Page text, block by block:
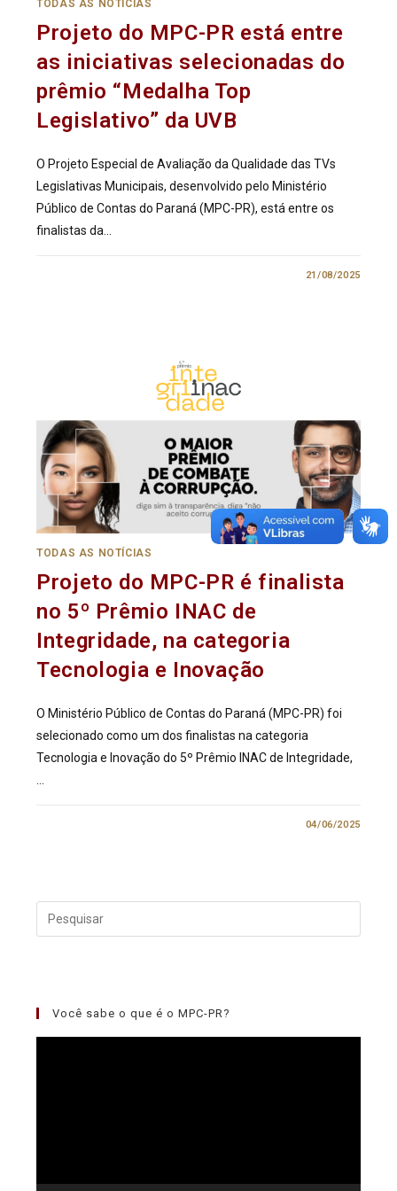
TODAS AS NOTÍCIAS
Projeto do MPC-PR está entre
as iniciativas selecionadas do
prêmio “Medalha Top
Legislativo” da UVB
O Projeto Especial de Avaliação da Qualidade das TVs
Legislativas Municipais, desenvolvido pelo Ministério
Público de Contas do Paraná (MPC-PR), está entre os
finalistas da…
21/08/2025
TODAS AS NOTÍCIAS
Projeto do MPC-PR é finalista
no 5º Prêmio INAC de
Integridade, na categoria
Tecnologia e Inovação
O Ministério Público de Contas do Paraná (MPC-PR) foi
selecionado como um dos finalistas na categoria
Tecnologia e Inovação do 5º Prêmio INAC de Integridade,
…
04/06/2025
Você sabe o que é o MPC-PR?